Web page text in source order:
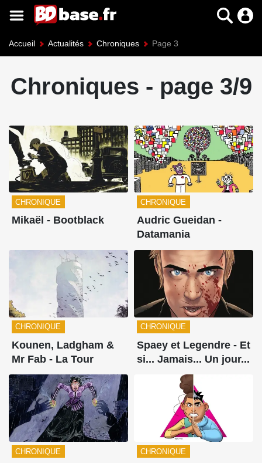
Accueil Actualités Chroniques Page 3
Chroniques - page 3/9
CHRONIQUE
Mikaël - Bootblack
CHRONIQUE
Audric Gueidan -
Datamania
CHRONIQUE
Kounen, Ladgham &
Mr Fab - La Tour
CHRONIQUE
Spaey et Legendre - Et
si... Jamais... Un jour...
CHRONIQUE CHRONIQUE